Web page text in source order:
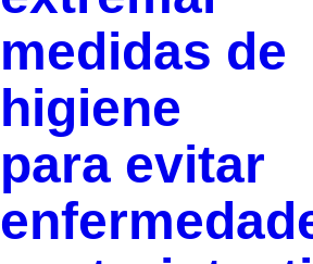
medidas de
higiene
para evitar